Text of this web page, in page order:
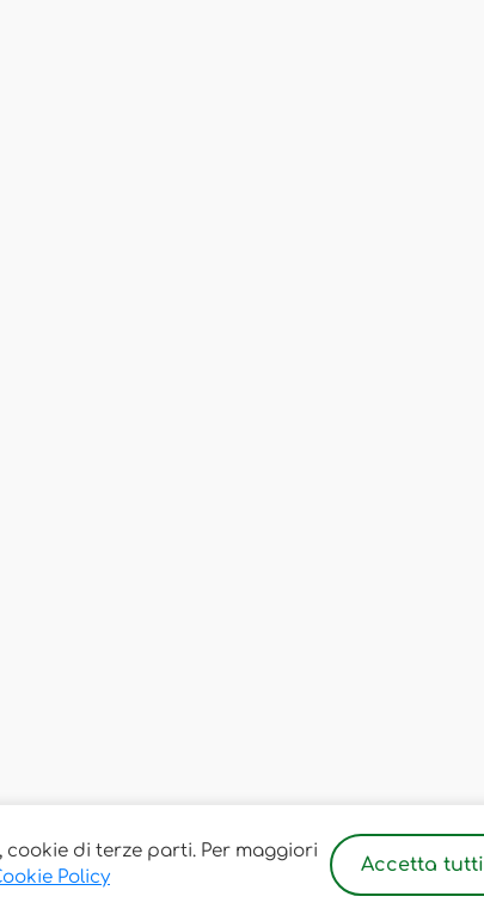
di terze parti. Per maggiori
Policy
Accetta tutti